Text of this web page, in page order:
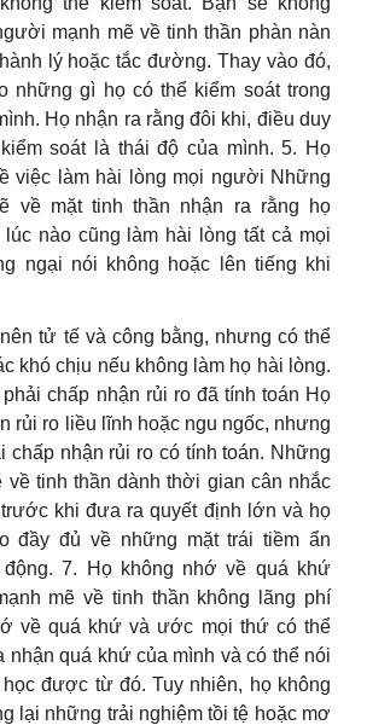
mạnh mẽ về tinh thần phàn nàn
lý hoặc tắc đường. Thay vào đó,
những gì họ có thể kiểm soát trong
Họ nhận ra rằng đôi khi, điều duy
soát là thái độ của mình. 5. Họ
việc làm hài lòng mọi người Những
về mặt tinh thần nhận ra rằng họ
lúc nào cũng làm hài lòng tất cả mọi
ngại nói không hoặc lên tiếng khi
tử tế và công bằng, nhưng có thể
khó chịu nếu không làm họ hài lòng.
chấp nhận rủi ro đã tính toán Họ
rủi ro liều lĩnh hoặc ngu ngốc, nhưng
chấp nhận rủi ro có tính toán. Những
về tinh thần dành thời gian cân nhắc
khi đưa ra quyết định lớn và họ
đầy đủ về những mặt trái tiềm ẩn
7. Họ không nhớ về quá khứ
mẽ về tinh thần không lãng phí
về quá khứ và ước mọi thứ có thể
nhận quá khứ của mình và có thể nói
được từ đó. Tuy nhiên, họ không
lại những trải nghiệm tồi tệ hoặc mơ